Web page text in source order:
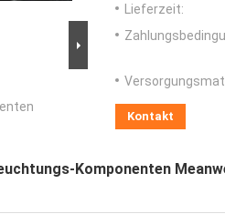
Lieferzeit:
Kontakt
Komponenten